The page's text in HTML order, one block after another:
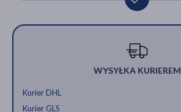
WYSYŁKA KURIEREM
Kurier DHL
Kurier GLS